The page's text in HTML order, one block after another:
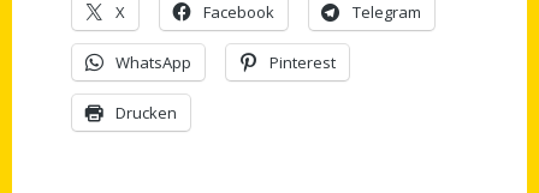
X
Facebook Telegram
WhatsApp Pinterest
Drucken